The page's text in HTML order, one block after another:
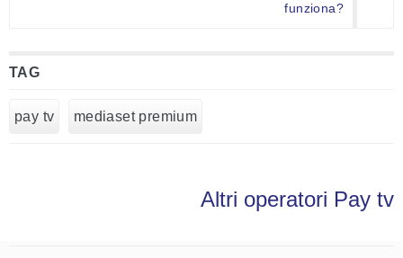
funziona?
TAG
pay tv mediaset premium
Altri operatori Pay tv